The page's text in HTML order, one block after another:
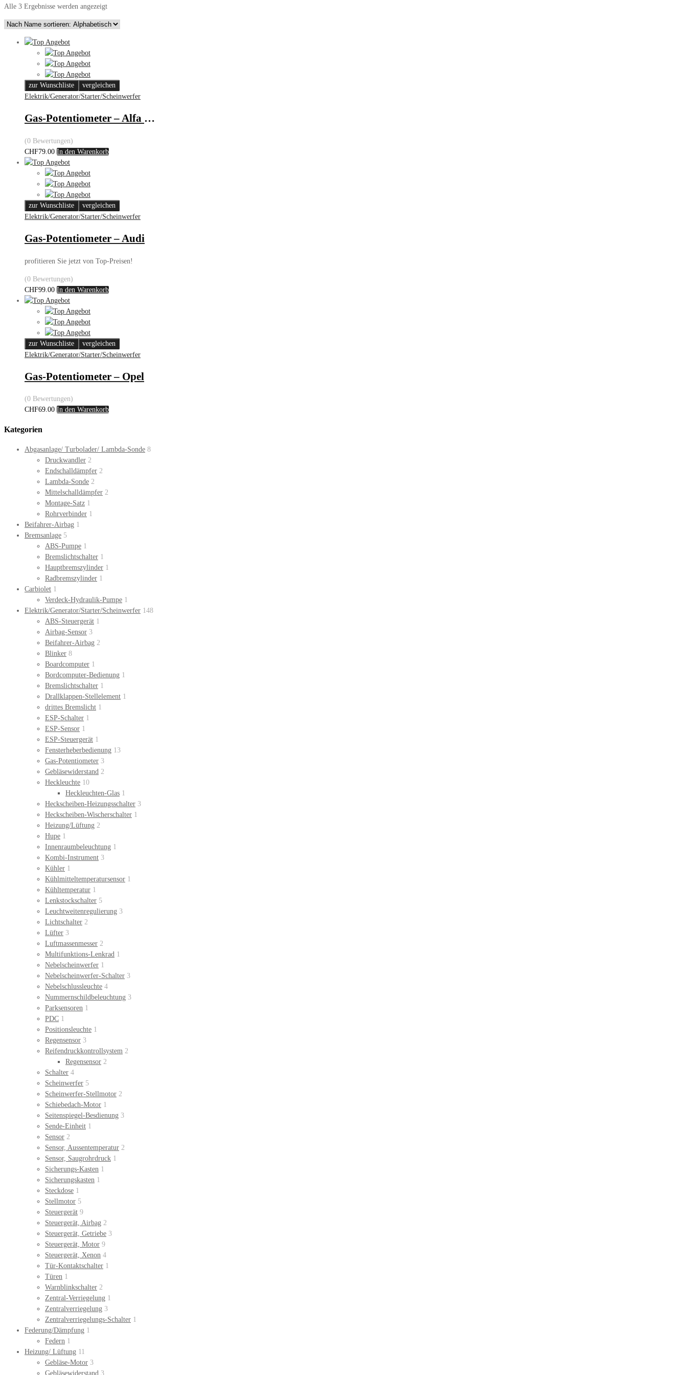
Alle 3 Ergebnisse werden angezeigt
zur Wunschliste
vergleichen
Elektrik/Generator/Starter/Scheinwerfer
Gas-Potentiometer – Alfa Romeo
(0 Bewertungen)
CHF79.00 In den Warenkorb
zur Wunschliste
vergleichen
Elektrik/Generator/Starter/Scheinwerfer
Gas-Potentiometer – Audi
profitieren Sie jetzt von Top-Preisen!
(0 Bewertungen)
CHF99.00 In den Warenkorb
zur Wunschliste
vergleichen
Elektrik/Generator/Starter/Scheinwerfer
Gas-Potentiometer – Opel
(0 Bewertungen)
CHF69.00 In den Warenkorb
Kategorien
Abgasanlage/ Turbolader/ Lambda-Sonde 8
Druckwandler 2
Endschalldämpfer 2
Lambda-Sonde 2
Mittelschalldämpfer 2
Montage-Satz 1
Rohrverbinder 1
Beifahrer-Airbag 1
Bremsanlage 5
ABS-Pumpe 1
Bremslichtschalter 1
Hauptbremszylinder 1
Radbremszylinder 1
Carbiolet 1
Verdeck-Hydraulik-Pumpe 1
Elektrik/Generator/Starter/Scheinwerfer 148
ABS-Steuergerät 1
Airbag-Sensor 3
Beifahrer-Airbag 2
Blinker 8
Boardcomputer 1
Bordcomputer-Bedienung 1
Bremslichtschalter 1
Drallklappen-Stellelement 1
drittes Bremslicht 1
ESP-Schalter 1
ESP-Sensor 1
ESP-Steuergerät 1
Fensterheberbedienung 13
Gas-Potentiometer 3
Gebläsewiderstand 2
Heckleuchte 10
Heckleuchten-Glas 1
Heckscheiben-Heizungsschalter 3
Heckscheiben-Wischerschalter 1
Heizung/Lüftung 2
Hupe 1
Innenraumbeleuchtung 1
Kombi-Instrument 3
Kühler 1
Kühlmitteltemperatursensor 1
Kühltemperatur 1
Lenkstockschalter 5
Leuchtweitenregulierung 3
Lichtschalter 2
Lüfter 3
Luftmassenmesser 2
Multifunktions-Lenkrad 1
Nebelscheinwerfer 1
Nebelscheinwerfer-Schalter 3
Nebelschlussleuchte 4
Nummernschildbeleuchtung 3
Parksensoren 1
PDC 1
Positionsleuchte 1
Regensensor 3
Reifendruckkontrollsystem 2
Regensensor 2
Schalter 4
Scheinwerfer 5
Scheinwerfer-Stellmotor 2
Schiebedach-Motor 1
Seitenspiegel-Besdienung 3
Sende-Einheit 1
Sensor 2
Sensor, Aussentemperatur 2
Sensor, Saugrohrdruck 1
Sicherungs-Kasten 1
Sicherungskasten 1
Steckdose 1
Stellmotor 5
Steuergerät 9
Steuergerät, Airbag 2
Steuergerät, Getriebe 3
Steuergerät, Motor 9
Steuergerät, Xenon 4
Tür-Kontaktschalter 1
Türen 1
Warnblinkschalter 2
Zentral-Verriegelung 1
Zentralverriegelung 3
Zentralverriegelungs-Schalter 1
Federung/Dämpfung 1
Federn 1
Heizung/ Lüftung 11
Gebläse-Motor 3
Gebläsewiderstand 3